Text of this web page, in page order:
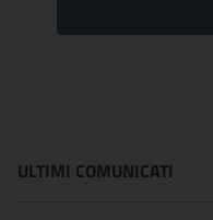
ULTIMI COMUNICATI